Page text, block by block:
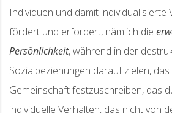
Individuen und damit individualisierte
fördert und erfordert, nämlich die
Persönlichkeit, während in der
Sozialbeziehungen darauf zielen,
Gemeinschaft festzuschreiben, das
individuelle Verhalten, das nicht von